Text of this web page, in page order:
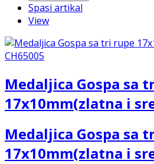
Spasi artikal
View
Medaljica Gospa sa
17x10mm(zlatna i
Medaljica Gospa sa
17x10mm(zlatna i